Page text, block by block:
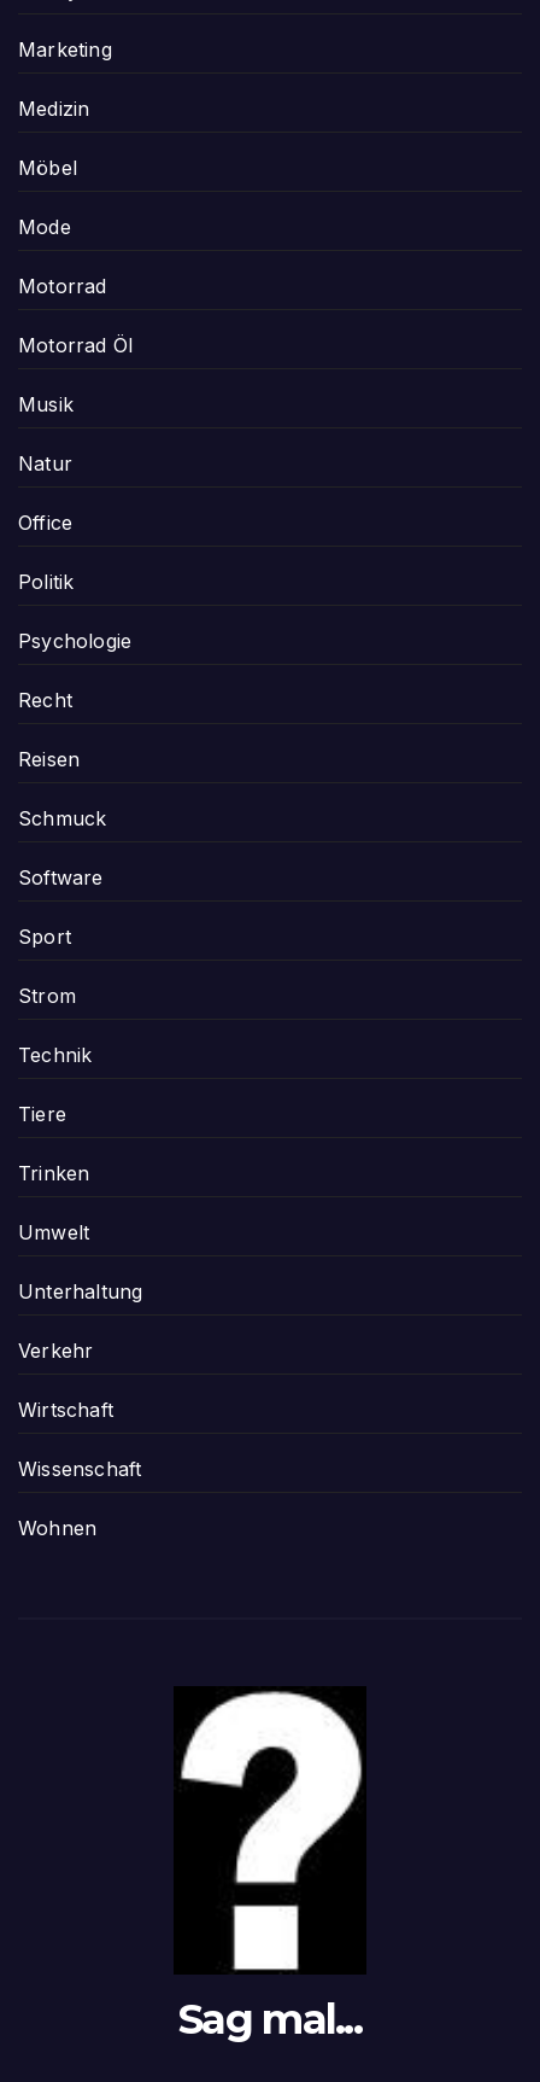
Marketing
Medizin
Möbel
Mode
Motorrad
Motorrad Öl
Musik
Natur
Office
Politik
Psychologie
Recht
Reisen
Schmuck
Software
Sport
Strom
Technik
Tiere
Trinken
Umwelt
Unterhaltung
Verkehr
Wirtschaft
Wissenschaft
Wohnen
Sag mal...